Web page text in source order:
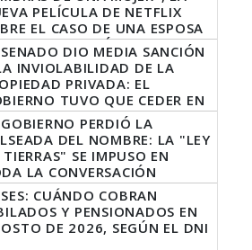
PELÍCULA DE NETFLIX
EL CASO DE UNA ESPOSA
DESCUARTIZÓ A SU
DIO MEDIA SANCIÓN
INVIOLABILIDAD DE LA
PRIVADA: EL
TUVO QUE CEDER EN
DEL MANEJO DEL FUEGO
PERDIÓ LA
DEL NOMBRE: LA "LEY
TIERRAS" SE IMPUSO EN
LA CONVERSACIÓN
CUÁNDO COBRAN
Y PENSIONADOS EN
DE 2026, SEGÚN EL DNI